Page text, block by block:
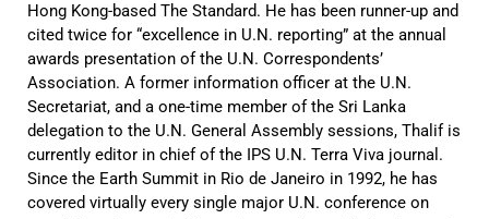
Hong Kong-based The Standard. He has been runner-up and
cited twice for “excellence in U.N. reporting” at the annual
awards presentation of the U.N. Correspondents’
Association. A former information officer at the U.N.
Secretariat, and a one-time member of the Sri Lanka
delegation to the U.N. General Assembly sessions, Thalif is
currently editor in chief of the IPS U.N. Terra Viva journal.
Since the Earth Summit in Rio de Janeiro in 1992, he has
covered virtually every single major U.N. conference on